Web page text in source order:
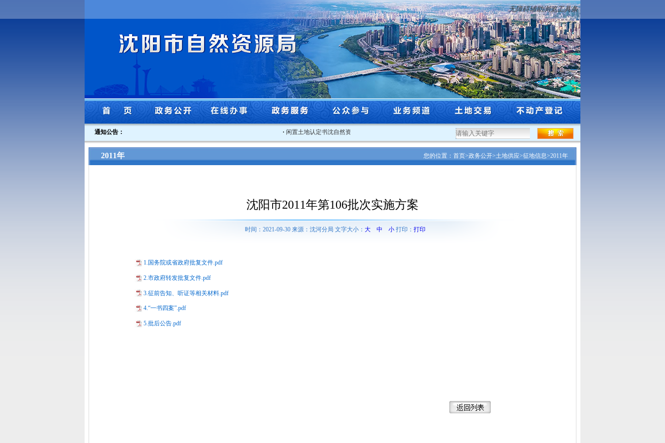
无障碍辅助浏览工具条
通知公告： 闲置土地认定书沈自然资沈北闲认字[2025]3号 关于2025年度沈阳市工程系列自然资源和林业行业高级专业技术...
2011年 您的位置： 首页>政务公开>土地供应>征地信息>2011年
沈阳市2011年第106批次实施方案
时间：2021-09-30 来源：沈河分局 文字大小： 大 中 小打印： 打印
1.国务院或省政府批复文件.pdf
2.市政府转发批复文件.pdf
3.征前告知、听证等相关材料.pdf
4.“一书四案”.pdf
5.批后公告.pdf